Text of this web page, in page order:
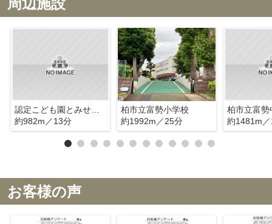
周辺施設
認定こども園とみせ幼稚園
約982m／13分
柏市立富勢小学校
約1992m／25分
柏市立富勢
約1481m
お客様の声